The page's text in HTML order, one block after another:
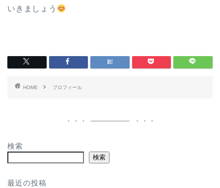
いきましょう
HOME プロフィール
検索
検索
最近の投稿